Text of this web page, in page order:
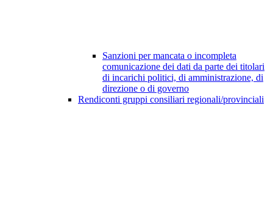
Sanzioni per mancata o incompleta
comunicazione dei dati da parte dei titolari
di incarichi politici, di amministrazione, di
direzione o di governo
Rendiconti gruppi consiliari regionali/provinciali